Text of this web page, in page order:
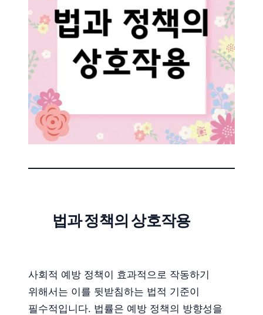
법과 정책의 상호작용
사회적 예방 정책이 효과적으로 작동하기
위해서는 이를 뒷받침하는 법적 기준이
필수적입니다. 법률은 예방 정책의 방향성을